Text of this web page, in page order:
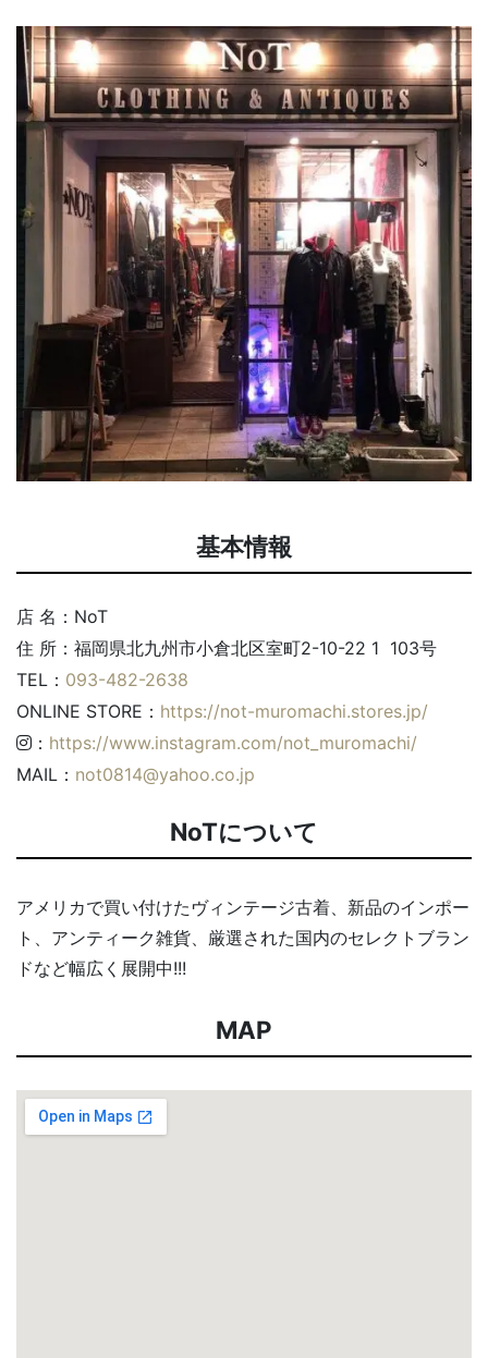
基本情報
店 名：NoT
住 所：福岡県北九州市小倉北区室町2-10-22 1 103号
TEL： 093-482-2638
ONLINE STORE： https://not-muromachi.stores.jp/
： https://www.instagram.com/not_muromachi/
MAIL： not0814@yahoo.co.jp
NoTについて
アメリカで買い付けたヴィンテージ古着、新品のインポー
ト、アンティーク雑貨、厳選された国内のセレクトブラン
ドなど幅広く展開中!!!
MAP